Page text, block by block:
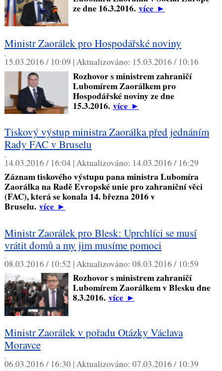
ze dne 16.3.2016. více►
Ministr Zaorálek pro Hospodářské noviny
,
15.03.2016 / 10:09 |Aktualizováno: 15.03.2016 / 10:16
Rozhovor s ministrem zahraničí
Lubomírem Zaorálkem pro
Hospodářské noviny ze dne
15.3.2016. více►
Tiskový výstup ministra Zaorálka před jednáním
Rady FAC v Bruselu
,
14.03.2016 / 16:04 |Aktualizováno: 14.03.2016 / 16:29
Záznam tiskového výstupu pana ministra Lubomíra
Zaorálka na Radě Evropské unie pro zahraniční věci
(FAC), která se konala 14. března 2016 v
Bruselu. více►
Ministr Zaorálek pro Blesk: Uprchlíci se musí
vrátit domů a my jim musíme pomoci
,
08.03.2016 / 10:52 |Aktualizováno: 08.03.2016 / 10:59
Rozhovor s ministrem zahraničí
Lubomírem Zaorálkem v Blesku dne
8.3.2016. více►
Ministr Zaorálek v pořadu Otázky Václava
Moravce
,
06.03.2016 / 16:30 |Aktualizováno: 07.03.2016 / 10:39